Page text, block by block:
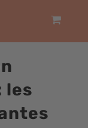
Panier
les